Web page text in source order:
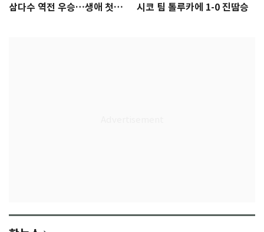
삼다수 역전 우승…생애 첫승
시코 팀 톨루카에 1-0 진땀승